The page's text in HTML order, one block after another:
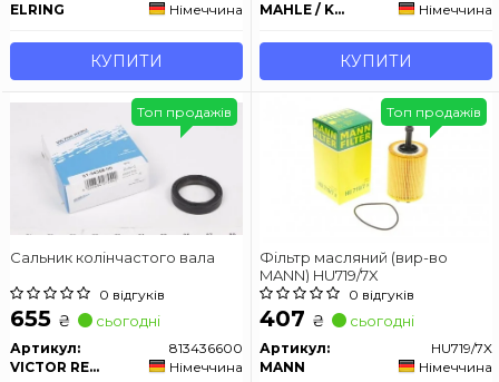
ELRING
Німеччина
КУПИТИ
MAHLE / KNECHT
Німеччина
КУПИТИ
Сальник колінчастого вала
0 відгуків
655 ₴ сьогодні
Артикул:
813436600
VICTOR REINZ
Німеччина
Топ продажів
Фільтр масляний (вир-во
MANN) HU719/7X
0 відгуків
407 ₴ сьогодні
Артикул:
HU719/7X
MANN
Німеччина
Топ продажів